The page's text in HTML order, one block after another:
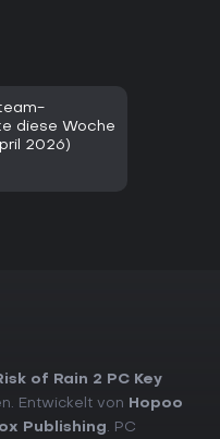
diese Woche
2026)
of Rain 2 PC Key
Entwickelt von
Hopoo
Publishing. PC